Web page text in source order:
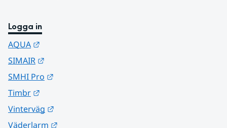
Logga in
AQUA
SIMAIR
SMHI Pro
Timbr
Vinterväg
Väderlarm